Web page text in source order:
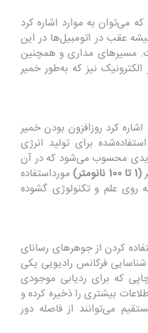
که می‌توان به موارد اشاره کرد
عقب در اتومبیل‌ها در این
مسیرهای مداری و همچنین
نیز که به‌طور خمیر
کرد روزافزون بودن خمیر
برای تولید انرژی
محسوب می‌شود که در آن
(1 تا 100 نانومتر)
مورداستفاده
روی علم و تکنولوژی گشوده
کردن از جوهرهای رسانای
فرکانس رادیویی یکی
چاپی که برای ردیابی موجودی
بیشتری را ذخیره کرده و
می‌توانند از فاصله دور